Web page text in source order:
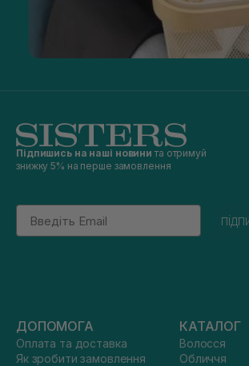
Підпишись на наші новини та отримуй
знижку 5% на перше замовлення
Email
ДОПОМОГА
Оплата та доставка
Як зробити замовлення
КАТАЛОГ
Волосся
Обличчя